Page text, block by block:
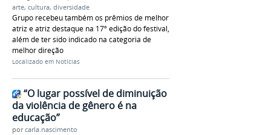
arte, cultura, diversidade
Grupo recebeu também os prêmios de melhor
atriz e atriz destaque na 17º edição do festival,
além de ter sido indicado na categoria de
melhor direção
Localizado em Notícias
“O lugar possível de diminuição
da violência de gênero é na
educação”
porcarla.nascimento